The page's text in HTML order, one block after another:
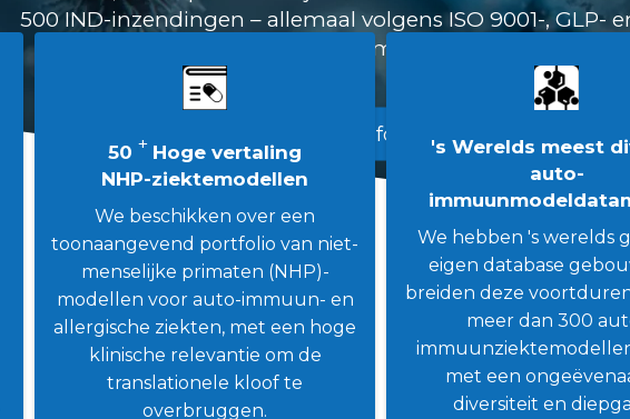
500 IND-inzendingen – allemaal volgens ISO 9001-, GLP-
normen.
Meer informatie
50 + Hoge vertaling
NHP-ziektemodellen
We beschikken over een
toonaangevend portfolio van niet-
menselijke primaten (NHP)-
modellen voor auto-immuun- en
allergische ziekten, met een hoge
klinische relevantie om de
translationele kloof te
overbruggen.
's Werelds meest
auto-
We hebben 's werelds
eigen database
breiden deze
meer dan 300
met een
diversiteit en